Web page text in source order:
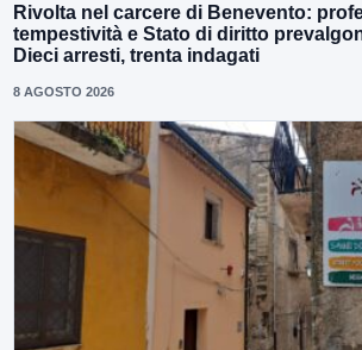
Rivolta nel carcere di Benevento:
tempestività e Stato di diritto
Dieci arresti, trenta indagati
8 AGOSTO 2026